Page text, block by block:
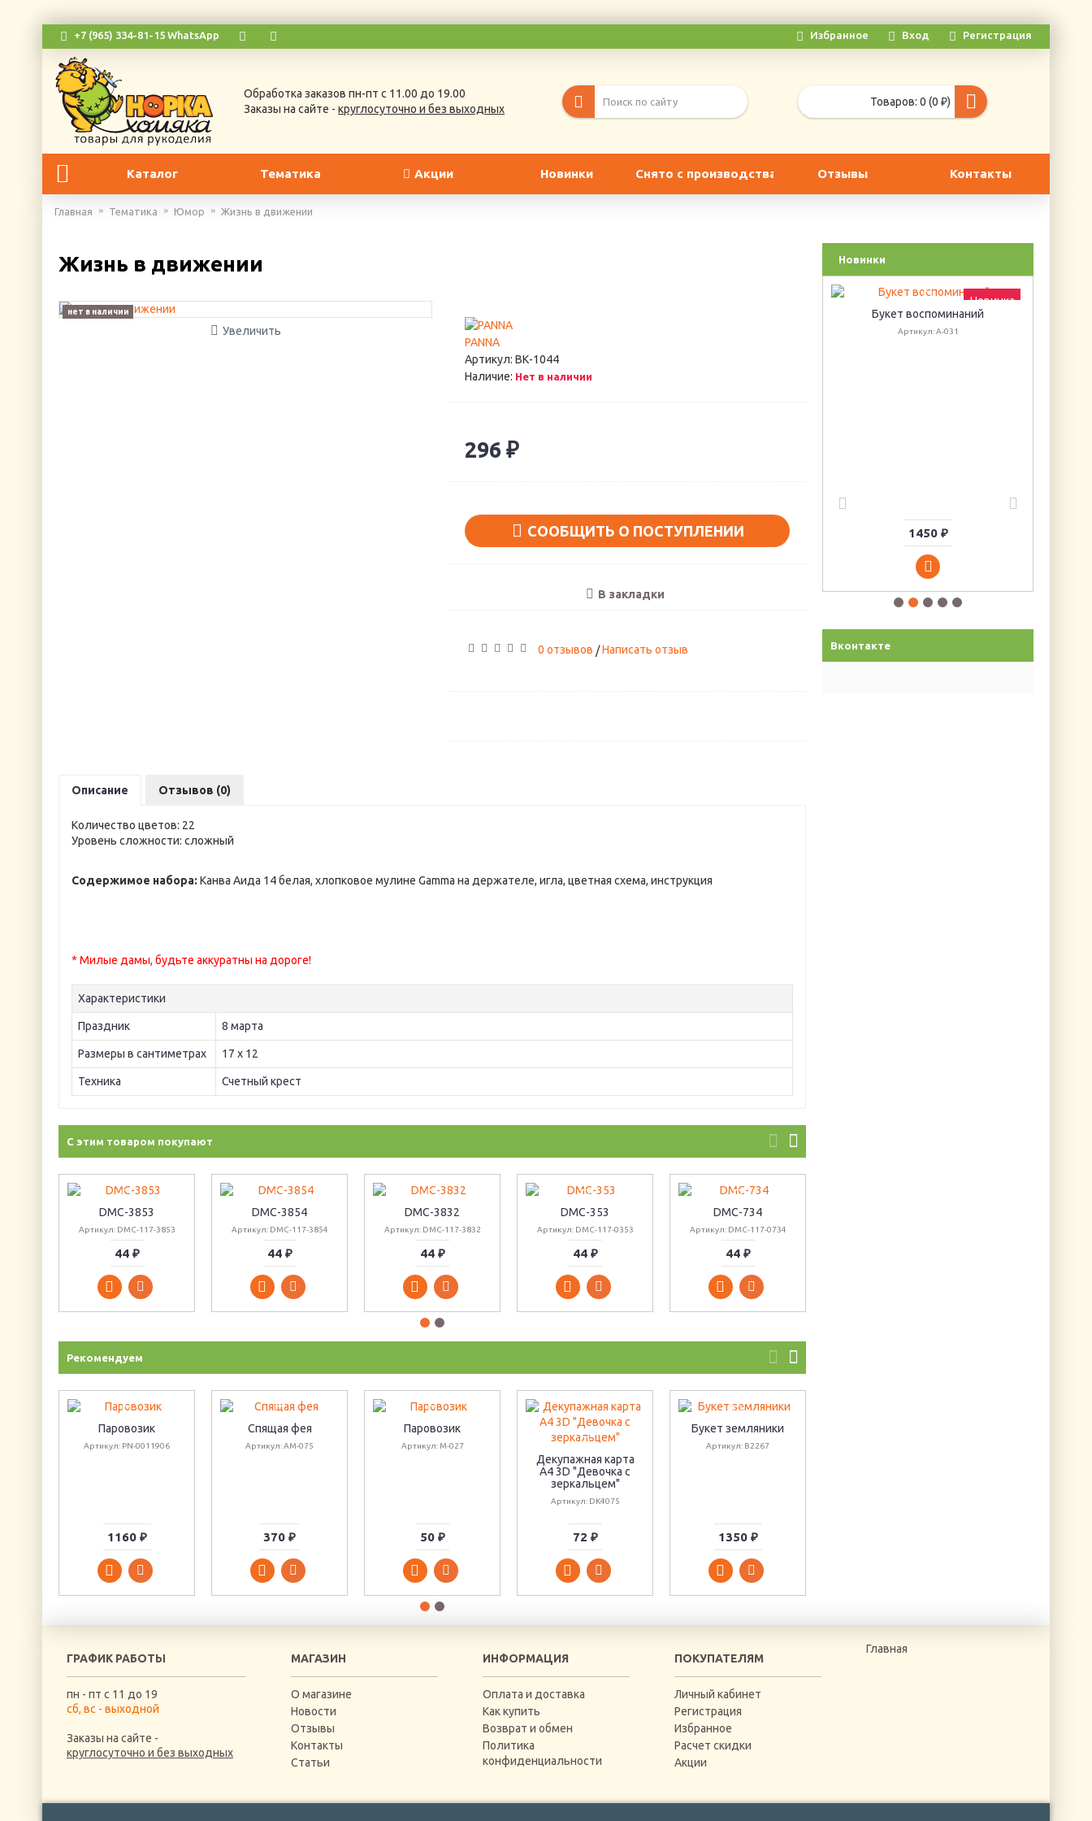
+7 (965) 334-81-15 WhatsApp Избранное Вход Регистрация
Обработка заказов пн-пт с 11.00 до 19.00
Заказы на сайте - круглосуточно и без выходных
Товаров: 0 (0 ₽)
Каталог Тематика Акции Новинки Снято с производства Отзывы Контакты
Главная Тематика Юмор Жизнь в движении
Новинки
1890 ₽
Новинка
Букет воспоминаний
Артикул: А-031
1450 ₽
Вконтакте
Жизнь в движении
нет в наличии
Увеличить
PANNA
Артикул: ВК-1044
Наличие: Нет в наличии
296 ₽
СООБЩИТЬ О ПОСТУПЛЕНИИ
В закладки
0 отзывов /Написать отзыв
Описание Отзывов (0)
Количество цветов: 22
Уровень сложности: сложный
Содержимое набора: Канва Аида 14 белая, хлопковое мулине Gamma на держателе, игла, цветная схема, инструкция
* Милые дамы, будьте аккуратны на дороге!
Характеристики
Праздник 8 марта
Размеры в сантиметрах 17 х 12
Техника Счетный крест
С этим товаром покупают
DMC-3853
Артикул: DMC-117-3853
44 ₽
DMC-3854
Артикул: DMC-117-3854
44 ₽
DMC-3832
Артикул: DMC-117-3832
44 ₽
DMC-353
Артикул: DMC-117-0353
44 ₽
DMC-734
Артикул: DMC-117-0734
44 ₽
Рекомендуем
Паровозик
Артикул: PN-0011906
1160 ₽
Спящая фея
Артикул: AM-075
370 ₽
Паровозик
Артикул: М-027
50 ₽
Декупажная карта
А4 3D "Девочка с
зеркальцем"
Артикул: DK4075
72 ₽
Букет земляники
Артикул: B2267
1350 ₽
ГРАФИК РАБОТЫ
пн - пт с 11 до 19
сб, вс - выходной
Заказы на сайте -
круглосуточно и без выходных
МАГАЗИН
О магазине
Новости
Отзывы
Контакты
Статьи
ИНФОРМАЦИЯ
Оплата и доставка
Как купить
Возврат и обмен
Политика
конфиденциальности
ПОКУПАТЕЛЯМ
Личный кабинет
Регистрация
Избранное
Расчет скидки
Акции
Главная